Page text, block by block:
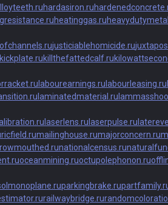
hardasiron.ru
heatinggas.ru
justiciablehomicide.ru
kickplate.rukillthefattedcalf.ru
labourearnings.ru labourleasing.ru
laminatedmaterial.ru
laserlens.ru laserpulse.ru
mailinghouse.rumajorconcern.ru
nationalcensus.ru
oceanmining.ruoctupolephonon.ru
parkingbrake.ru
railwaybridge.ru